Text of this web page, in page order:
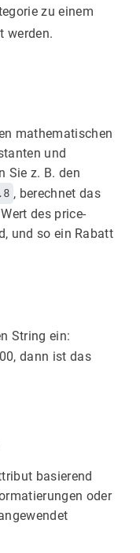
zu einem
werden.
mathematischen
und
Sie z. B. den
, berechnet das
des price-
und so ein Rabatt
String ein:
dann ist das
basierend
oder